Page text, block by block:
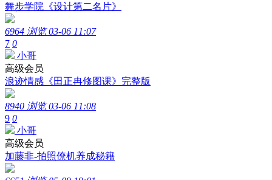
舞步学院《设计第二名片》
6964 浏览 03-06 11:07
7 0
小哥
高级会员
浪迹情感《田正冉修图课》完整版
8940 浏览 03-06 11:08
9 0
小哥
高级会员
加藤非-拍照僚机养成秘籍